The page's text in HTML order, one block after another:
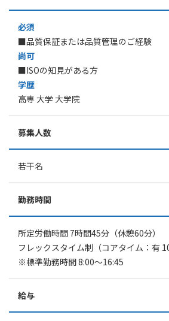
必須
■品質保証または品質管理のご経験
尚可
■ISOの知見がある方
学歴
高専 大学 大学院
募集人数
若干名
勤務時間
所定労働時間 7時間45分（休憩60分）
フレックスタイム制（コアタイム：有
※標準勤務時間 8:00〜16:45
給与